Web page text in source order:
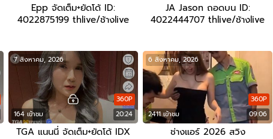
Epp จัดเต็ม+ยัดโด้ ID:
4022875199 thlive/ช้างlive
JA Jason ถอดบน ID:
4022444707 thlive/ช้างlive
164 เข้าชม 20:24
360P
7 สิงหาคม, 2026
TGA แนนนี่ จัดเต็ม+ยัดโด้ IDX
2411 เข้าชม 09:06
360P
6 สิงหาคม, 2026
ช่างแอร์ 2026 สวิง